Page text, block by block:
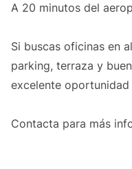
A 20 minutos del
Si buscas oficinas en
parking, terraza y
excelente oportunidad
Contacta para más